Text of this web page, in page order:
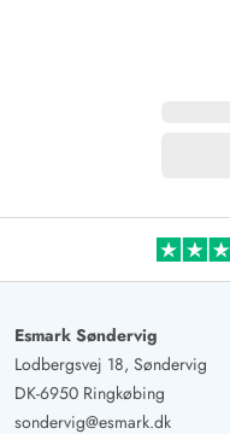
Esmark Søndervig
Lodbergsvej 18, Søndervig
DK-6950 Ringkøbing
sondervig@esmark.dk